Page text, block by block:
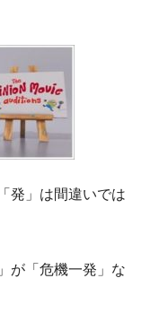
発」は間違いでは
が「危機一発」な